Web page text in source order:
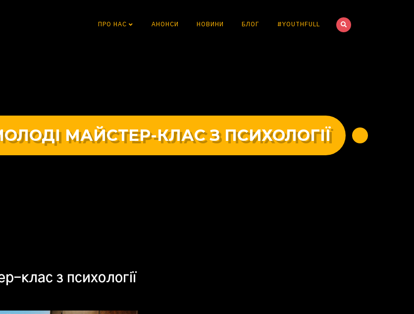
ПРО НАС АНОНСИ НОВИНИ БЛОГ #YOUTHFULL
МАЙСТЕР-КЛАС З ПСИХОЛОГІЇ
клас з психології